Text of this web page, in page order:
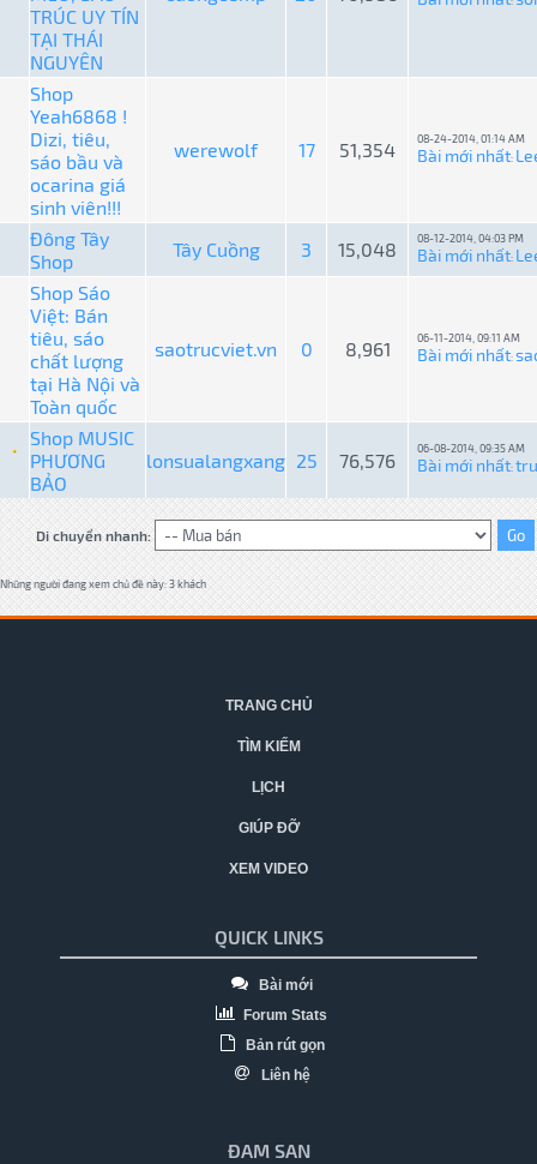
TRÚC UY TÍN
TẠI THÁI
NGUYÊN
Shop
Yeah6868 !
Dizi, tiêu,
sáo bầu và
ocarina giá
sinh viên!!!
werewolf 17 51,354 08-24-2014, 01:14 AM
Bài mới nhất:
Đông Tây
Shop
Tây Cuồng 3 15,048 08-12-2014, 04:03 PM
Bài mới nhất:
Shop Sáo
Việt: Bán
tiêu, sáo
chất lượng
tại Hà Nội và
Toàn quốc
saotrucviet.vn 0 8,961 06-11-2014, 09:11 AM
Bài mới nhất:
Shop MUSIC
PHƯƠNG
BẢO
lonsualangxang 25 76,576
06-08-2014, 09:35 AM
Bài mới nhất:
Di chuyển nhanh:
Những người đang xem chủ đề này: 3 khách
TRANG CHỦ
TÌM KIẾM
LỊCH
GIÚP ĐỠ
XEM VIDEO
QUICK LINKS
Bài mới
Forum Stats
Bản rút gọn
Liên hệ
ĐAM SAN